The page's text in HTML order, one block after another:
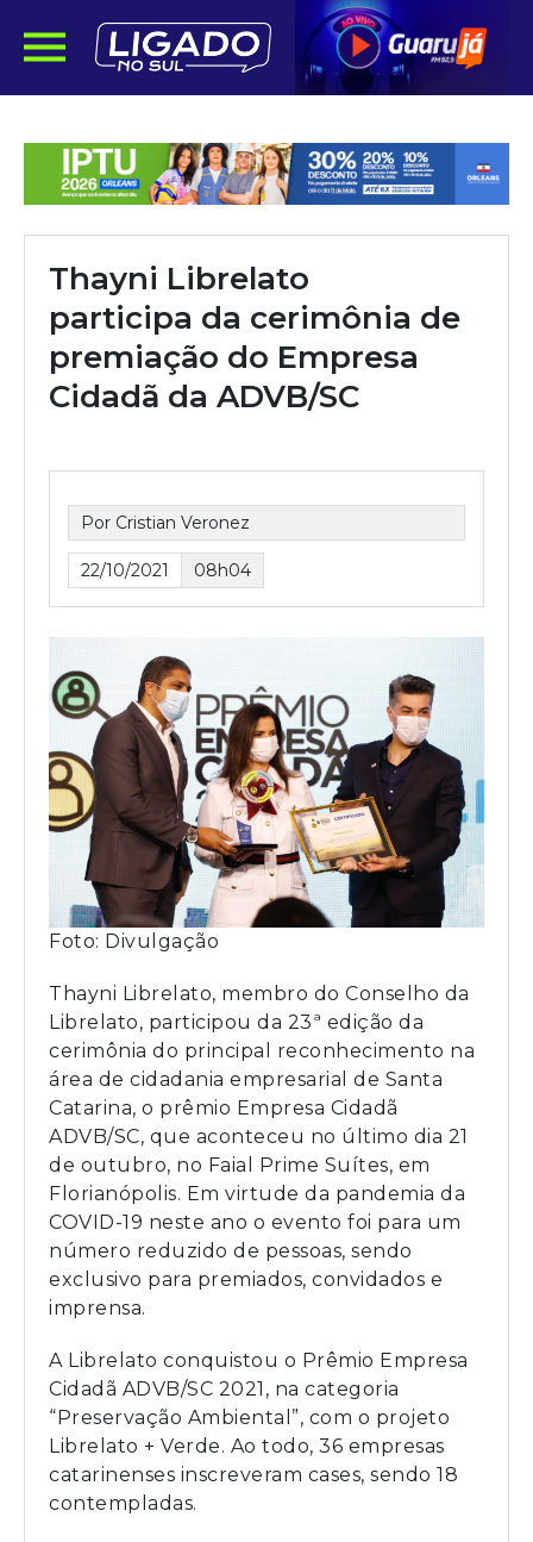
Thayni Librelato
participa da cerimônia de
premiação do Empresa
Cidadã da ADVB/SC
Por Cristian Veronez
22/10/2021 08h04
Foto: Divulgação
Thayni Librelato, membro do Conselho da
Librelato, participou da 23ª edição da
cerimônia do principal reconhecimento na
área de cidadania empresarial de Santa
Catarina, o prêmio Empresa Cidadã
ADVB/SC, que aconteceu no último dia 21
de outubro, no Faial Prime Suítes, em
Florianópolis. Em virtude da pandemia da
COVID-19 neste ano o evento foi para um
número reduzido de pessoas, sendo
exclusivo para premiados, convidados e
imprensa.
A Librelato conquistou o Prêmio Empresa
Cidadã ADVB/SC 2021, na categoria
“Preservação Ambiental”, com o projeto
Librelato + Verde. Ao todo, 36 empresas
catarinenses inscreveram cases, sendo 18
contempladas.